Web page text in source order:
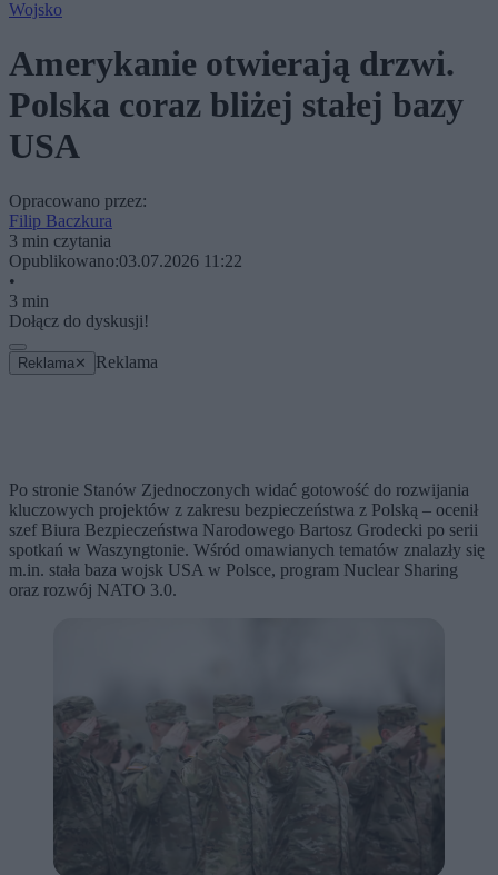
Wojsko
Amerykanie otwierają drzwi.
Polska coraz bliżej stałej bazy
USA
Opracowano przez:
Filip Baczkura
3 min czytania
Opublikowano:03.07.2026 11:22
•
3 min
Dołącz do dyskusji!
Reklama ✕ Reklama
Po stronie Stanów Zjednoczonych widać gotowość do rozwijania
kluczowych projektów z zakresu bezpieczeństwa z Polską – ocenił
szef Biura Bezpieczeństwa Narodowego Bartosz Grodecki po serii
spotkań w Waszyngtonie. Wśród omawianych tematów znalazły się
m.in. stała baza wojsk USA w Polsce, program Nuclear Sharing
oraz rozwój NATO 3.0.